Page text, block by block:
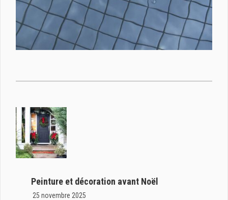
Peinture et décoration avant Noël
25 novembre 2025